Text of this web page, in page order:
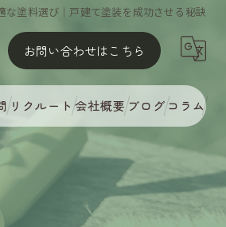
な塗料選び｜戸建て塗装を成功させる秘訣
お問い合わせはこちら
リクルート 会社概要ブログコラム